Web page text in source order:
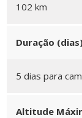
102 km
Duração
5 dias para
Altitude